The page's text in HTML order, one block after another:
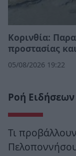
Κορινθία:
προστασίας
05/08/2026 19:22
Ροή Ειδήσεων
Τι